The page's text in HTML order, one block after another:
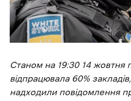
Станом на 19:30 14 жовтня
відпрацювала 60%
надходили повідомлення